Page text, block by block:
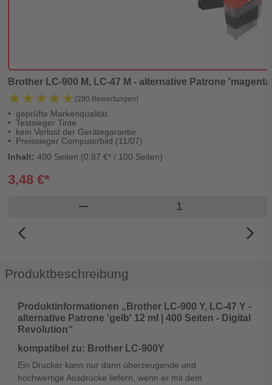
Brother LC-900 M, LC-47 M - alternative Patrone
★★★★★
★★★★★ (280 Bewertungen)
geprüfte Markenqualität
Testsieger Tinte
kein Verlust der Gerätegarantie
Preissieger Computerbild (11/07)
Inhalt: 400 Seiten (0,87 €* / 100 Seiten)
3,48 €*
remove Produkt Warenkorb
arrow_back_ios_new
arrow_forward_ios
Produktbeschreibung
Produktinformationen „Brother LC-900 Y, LC-47 Y -
alternative Patrone 'gelb' 12 ml | 400 Seiten - Digital
Revolution“
kompatibel zu: Brother LC-900Y
Ein Drucker kann nur dann überzeugende und
hochwertige Ausdrucke liefern, wenn er mit dem